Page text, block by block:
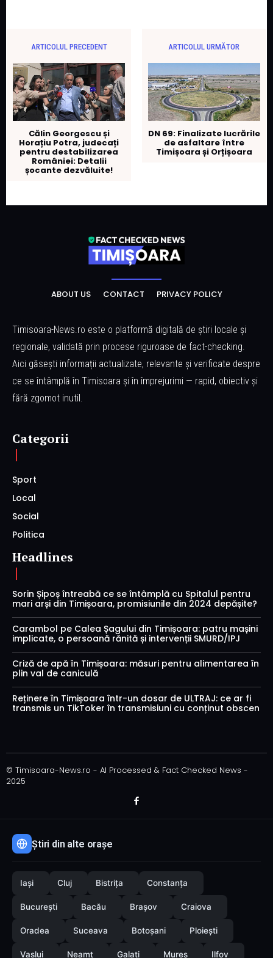
ARTICOLUL PRECEDENT
Călin Georgescu și
Horațiu Potra, judecați
pentru destabilizarea
României: Detalii
șocante dezvăluite!
ARTICOLUL URMĂTOR
DN 69: Finalizate lucrările
de asfaltare între
Timișoara și Orțișoara
ABOUT US CONTACT PRIVACY POLICY
Timisoara-News.ro este o platformă digitală de știri locale și
regionale, validată prin procese riguroase de fact-checking.
Aici găsești informații actualizate, relevante și verificate despre
ce se întâmplă în Timisoara și în împrejurimi — rapid, obiectiv și
fără zgomot inutil.
Categorii
Sport
Local
Social
Politica
Headlines
Sorin Șipoș întreabă ce se întâmplă cu Spitalul pentru
mari arși din Timișoara, promisiunile din 2024 depășite?
Carambol pe Calea Șagului din Timișoara: patru mașini
implicate, o persoană rănită și intervenții SMURD/IPJ
Criză de apă în Timișoara: măsuri pentru alimentarea în
plin val de caniculă
Reținere în Timișoara într-un dosar de ULTRAJ: ce ar fi
transmis un TikToker în transmisiuni cu conținut obscen
© Timisoara-News.ro - AI Processed & Fact Checked News -
2025
Știri din alte orașe
Iași Cluj Bistrița Constanța
București Bacău Brașov Craiova
Oradea Suceava Botoșani Ploiești
Vaslui Neamț Galați Mureș Ilfov